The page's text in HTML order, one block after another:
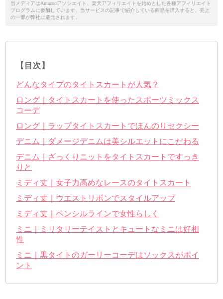
当メディアはAmazonアソシエイト、楽天アフィリエイトを始めとした各種アフィリエイト
プログラムに参加しています。当サービスの記事で紹介している商品を購入すると、売上
の一部が弊社に還元されます。
【目次】
どんなタイプのタイトスカートが人気？
ロング｜タイトスカートを使ったスポーツミックス
コーデ
ロング｜ラップタイトスカートでほんのりセクシー
デニム｜ダメージデニムは美シルエットにこだわる
デニム｜ざっくりニットをタイトスカートですっき
りと
ミディ丈｜女子力高めなレースのタイトスカート
ミディ丈｜ウエストリボンでスタイルアップ
ミディ丈｜ペンシルラインで女性らしく
ミニ｜ミリタリーテイストとキュートなミニは好相
性
ミニ｜黒タイトのガーリーコーデはソックスがポイ
ント